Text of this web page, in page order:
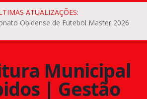
ATUALIZAÇÕES:
Obidense de Futebol Master 2026